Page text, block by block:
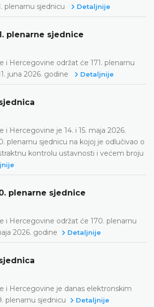
plenarnu sjednicu
Detaljnije
plenarne sjednice
i Hercegovine održat će 171. plenarnu
juna 2026. godine Detaljnije
i Hercegovine je 14. i 15. maja 2026.
plenarnu sjednicu na kojoj je odlučivao o
kontrolu ustavnosti i većem broju
plenarne sjednice
i Hercegovine održat će 170. plenarnu
2026. godine
Detaljnije
i Hercegovine je danas elektronskim
plenarnu sjednicu
Detaljnije